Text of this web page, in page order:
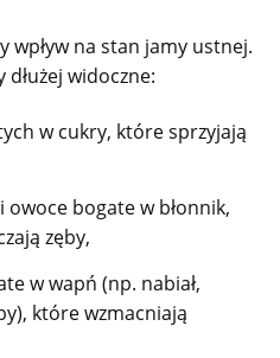
na stan jamy ustnej.
dłużej widoczne:
w cukry, które sprzyjają
owoce bogate w błonnik,
zęby,
w wapń (np. nabiał,
które wzmacniają